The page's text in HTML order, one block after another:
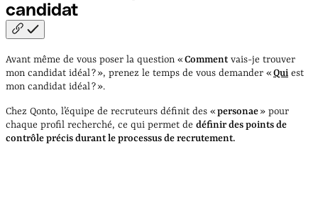
candidat
Avant même de vous poser la question «Comment vais-je trouver
mon candidat idéal ? », prenez le temps de vous demander «Qui est
mon candidat idéal ? ».
Chez Qonto, l’équipe de recruteurs définit des «personae» pour
chaque profil recherché, ce qui permet de définir des points de
contrôle précis durant le processus de recrutement.